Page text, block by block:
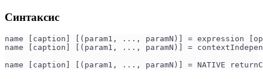
Синтаксис
name [caption] [(param1, ..., paramN)] = expression
name [caption] [(param1, ..., paramN)] =
name [caption] [(param1, ..., paramN)] = NATIVE